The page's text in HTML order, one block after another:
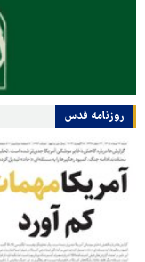
روزنامه قدس